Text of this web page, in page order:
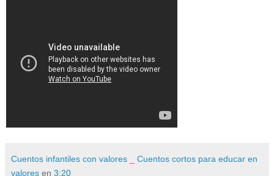
Cuentos infantiles con valores _ Cuentos cortos para educar en
valores en 3:20